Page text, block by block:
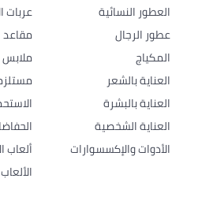
العطور النسائية
عطور الرجال
المكياج
العناية بالشعر
العناية بالبشرة
العناية الشخصية
الأدوات والإكسسوارات
عربات
مقاعد
ملابس
ألعاب
الألعاب